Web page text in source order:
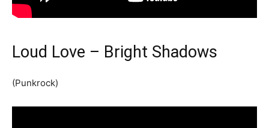
Loud Love – Bright Shadows
(Punkrock)